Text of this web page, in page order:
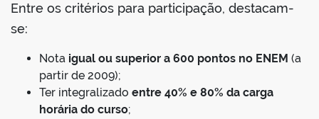
Entre os critérios para participação, destacam-
se:
Nota igual ou superior a 600 pontos no ENEM (a
partir de 2009);
Ter integralizado entre 40% e 80% da carga
horária do curso;